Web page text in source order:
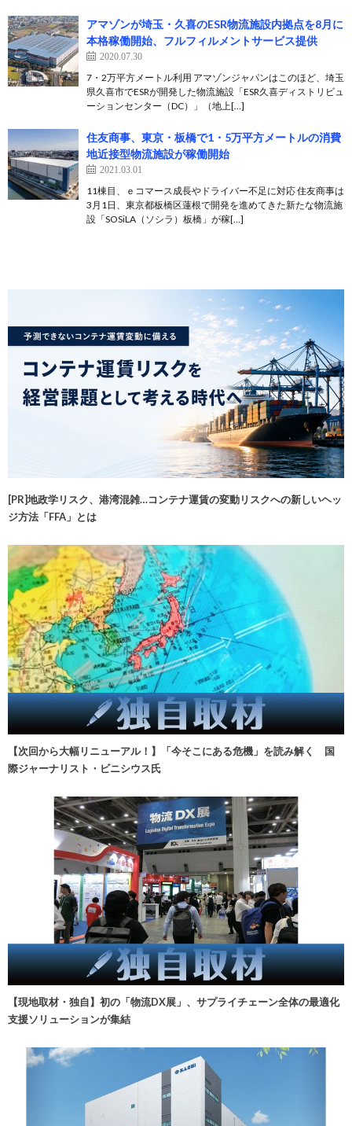
アマゾンが埼玉・久喜のESR物流施設内拠点を8月に
本格稼働開始、フルフィルメントサービス提供
2020.07.30
7・2万平方メートル利用 アマゾンジャパンはこのほど、埼玉
県久喜市でESRが開発した物流施設「ESR久喜ディストリビュ
ーションセンター（DC）」（地上[…]
住友商事、東京・板橋で1・5万平方メートルの消費
地近接型物流施設が稼働開始
2021.03.01
11棟目、ｅコマース成長やドライバー不足に対応 住友商事は
3月1日、東京都板橋区蓮根で開発を進めてきた新たな物流施
設「SOSiLA（ソシラ）板橋」が稼[…]
[PR]地政学リスク、港湾混雑…コンテナ運賃の変動リスクへの新しいヘッ
ジ方法「FFA」とは
【次回から大幅リニューアル！】「今そこにある危機」を読み解く 国
際ジャーナリスト・ビニシウス氏
【現地取材・独自】初の「物流DX展」、サプライチェーン全体の最適化
支援ソリューションが集結